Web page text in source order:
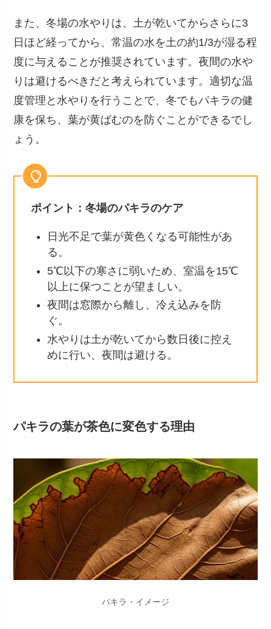
また、冬場の水やりは、土が乾いてからさらに3
日ほど経ってから、常温の水を土の約1/3が湿る程
度に与えることが推奨されています。夜間の水や
りは避けるべきだと考えられています。適切な温
度管理と水やりを行うことで、冬でもパキラの健
康を保ち、葉が黄ばむのを防ぐことができるでし
ょう。
ポイント：冬場のパキラのケア
日光不足で葉が黄色くなる可能性があ
る。
5℃以下の寒さに弱いため、室温を15℃
以上に保つことが望ましい。
夜間は窓際から離し、冷え込みを防
ぐ。
水やりは土が乾いてから数日後に控え
めに行い、夜間は避ける。
パキラの葉が茶色に変色する理由
パキラ・イメージ